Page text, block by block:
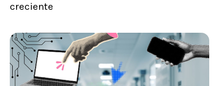
creciente